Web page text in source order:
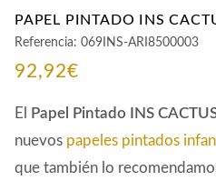
PAPEL PINTADO INS
Referencia: 069INS-ARI8500003
92,92€
El Papel Pintado INS
nuevos papeles pintados
que también lo